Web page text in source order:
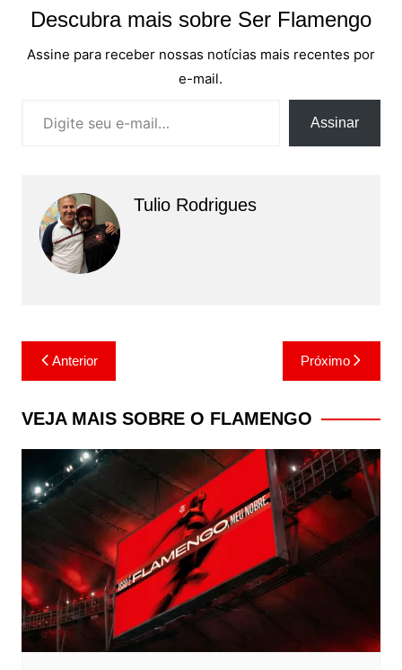
Descubra mais sobre Ser Flamengo
Assine para receber nossas notícias mais recentes por
e-mail.
Assinar
Tulio Rodrigues
Navegação
de
Post
Anterior Próximo
VEJA MAIS SOBRE O FLAMENGO